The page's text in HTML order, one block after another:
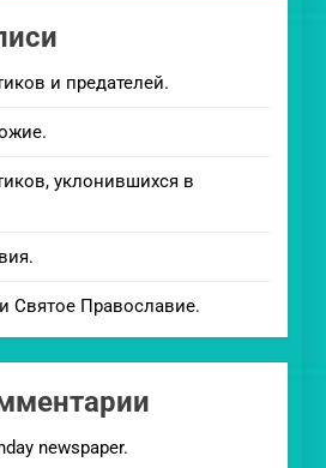
и предателей.
уклонившихся в
Святое Православие.
newspaper.